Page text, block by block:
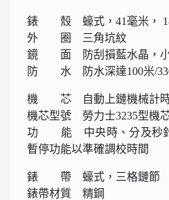
錶 殼 蠔式，41毫米，
外 圈 三角坑紋
鏡 面 防刮損藍水晶，小
防 水 防水深達100米/
機 芯 自動上鏈機械計時
機芯型號 勞力士3235型機
功 能 中央時、分及秒針
暫停功能以準確調校時間
錶 帶 蠔式，三格鏈節
錶帶材質 精鋼